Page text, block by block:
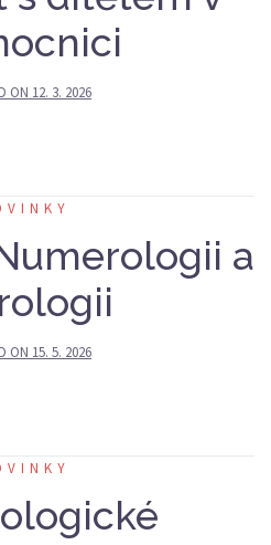
ON 12. 3. 2026
a
ON 15. 5. 2026